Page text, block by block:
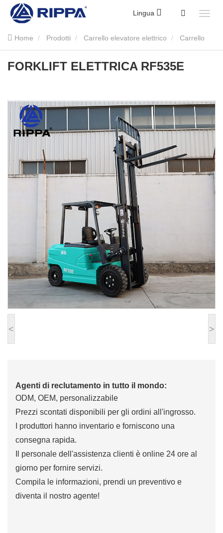
Lingua
Home Prodotti Carrello elevatore elettrico Carrello
elevatore elettrico da 3,5 tonnellate
< >
FORKLIFT ELETTRICA RF535E
Agenti di reclutamento in tutto il mondo:
ODM, OEM, personalizzabile
Prezzi scontati disponibili per gli ordini all'ingrosso.
I produttori hanno inventario e forniscono una
consegna rapida.
Il personale dell'assistenza clienti è online 24 ore al
giorno per fornire servizi.
Compila le informazioni, prendi un preventivo e
diventa il nostro agente!